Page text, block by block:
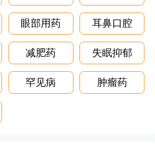
眼部用药 耳鼻口腔
减肥药 失眠抑郁
罕见病 肿瘤药